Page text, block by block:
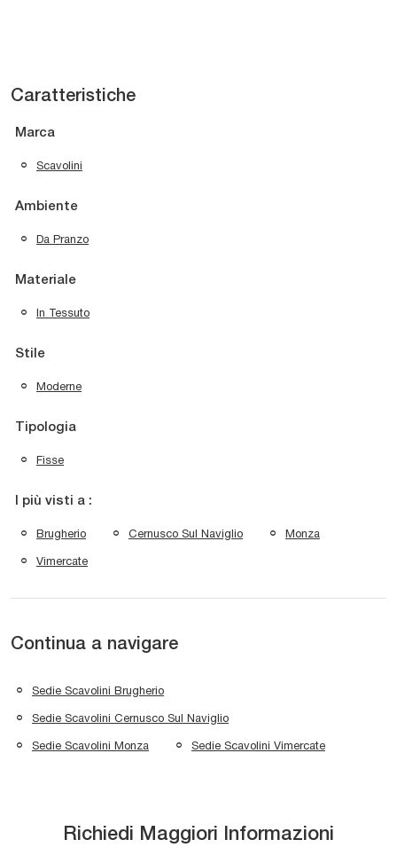
Caratteristiche
Marca
Scavolini
Ambiente
Da Pranzo
Materiale
In Tessuto
Stile
Moderne
Tipologia
Fisse
I più visti a :
Brugherio Cernusco Sul Naviglio Monza
Vimercate
Continua a navigare
Sedie Scavolini Brugherio
Sedie Scavolini Cernusco Sul Naviglio
Sedie Scavolini Monza Sedie Scavolini Vimercate
Richiedi Maggiori Informazioni